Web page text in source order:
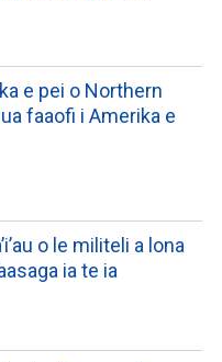
e pei o Northern
faaofi i Amerika e
o le militeli a lona
ia te ia